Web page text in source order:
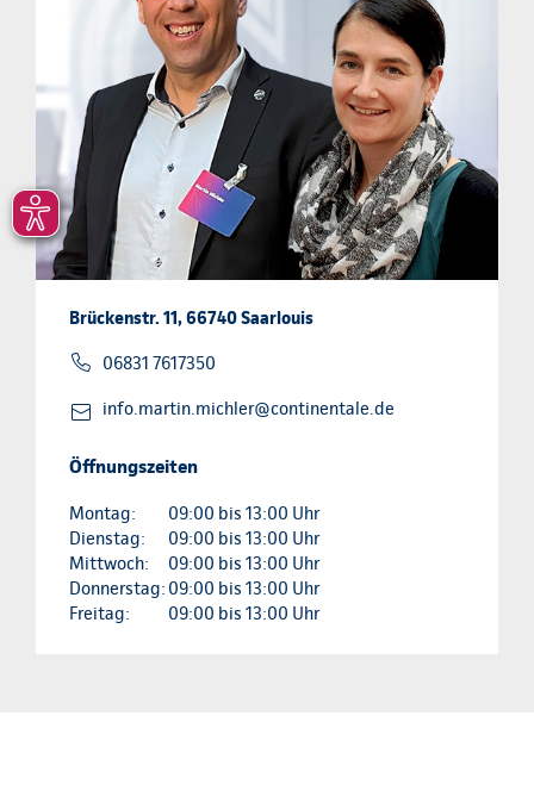
Brückenstr. 11, 66740 Saarlouis
06831 7617350
info.martin.michler@continentale.de
Öffnungszeiten
Montag:
09:00 bis 13:00 Uhr
Dienstag:
09:00 bis 13:00 Uhr
Mittwoch:
09:00 bis 13:00 Uhr
Donnerstag: 09:00 bis 13:00 Uhr
Freitag:
09:00 bis 13:00 Uhr